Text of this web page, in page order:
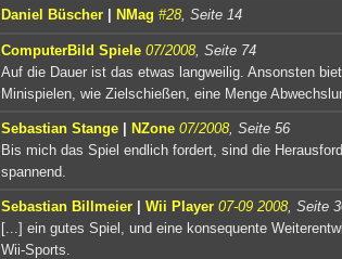
Daniel Büscher | NMag #28 , Seite 14
ComputerBild Spiele 07/2008 , Seite 74
Auf die Dauer ist das etwas langweilig. Ansonsten
Minispielen, wie Zielschießen, eine Menge
Sebastian Stange | NZone 07/2008 , Seite 56
Bis mich das Spiel endlich fordert, sind die
spannend.
Sebastian Billmeier | Wii Player 07-09 2008 , Seite
[...] ein gutes Spiel, und eine konsequente
Wii-Sports.